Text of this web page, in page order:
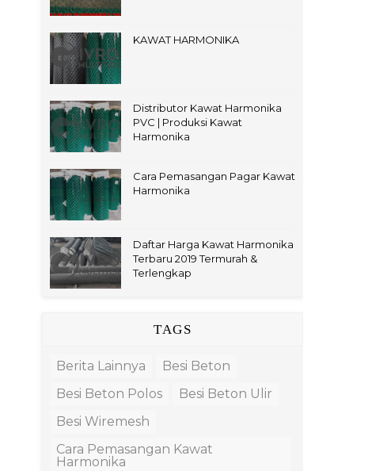
KAWAT HARMONIKA
Distributor Kawat Harmonika
PVC | Produksi Kawat
Harmonika
Cara Pemasangan Pagar Kawat
Harmonika
Daftar Harga Kawat Harmonika
Terbaru 2019 Termurah &
Terlengkap
TAGS
Berita Lainnya
Besi Beton
Besi Beton Polos
Besi Beton Ulir
Besi Wiremesh
Cara Pemasangan Kawat
Harmonika